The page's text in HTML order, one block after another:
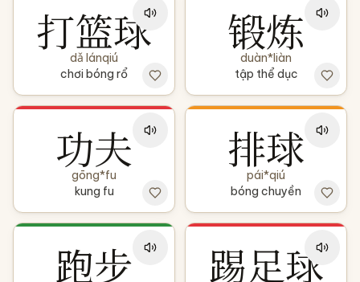
打篮球
dǎ lánqiú
chơi bóng rổ
锻炼
duàn*liàn
tập thể dục
功夫
gōng*fu
kung fu
排球
pái*qiú
bóng chuyền
跑步 踢足球